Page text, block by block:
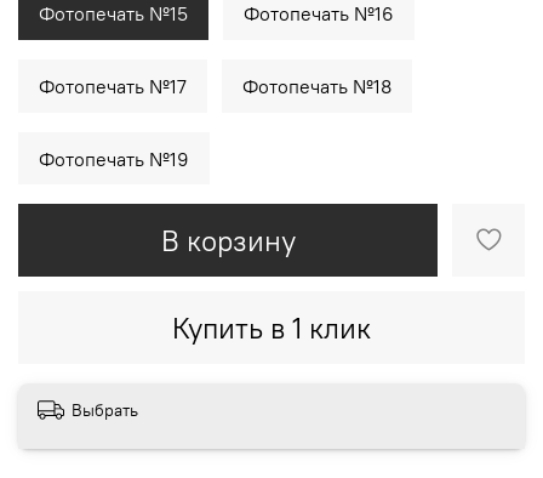
В корзину
Купить в 1 клик
Фотопечать №15 Фотопечать №16
Фотопечать №17 Фотопечать №18
Фотопечать №19
Выбрать